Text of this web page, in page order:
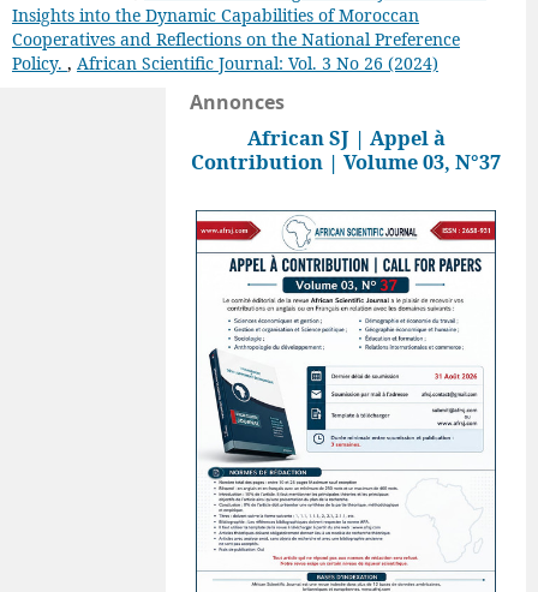
Insights into the Dynamic Capabilities of Moroccan
Cooperatives and Reflections on the National Preference
Policy. , African Scientific Journal: Vol. 3 No 26 (2024)
Annonces
African SJ | Appel à
Contribution | Volume 03, N°37